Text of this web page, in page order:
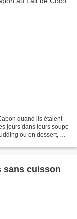
quand ils étaient
jours dans leurs soupe
ou en dessert, et
sans cuisson